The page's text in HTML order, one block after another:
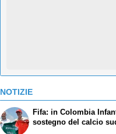
NOTIZIE
Fifa: in Colombia
sostegno del calcio